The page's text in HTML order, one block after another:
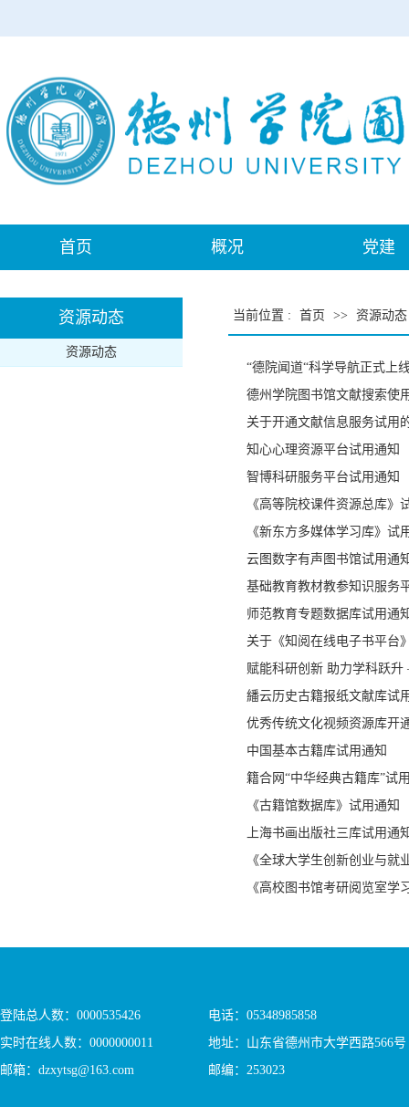
首页 概况 党建
资源动态
资源动态
当前位置 : 首页 >> 资源动态
“德院闻道“科学导航正式上
德州学院图书馆文献搜索使
关于开通文献信息服务试用
知心心理资源平台试用通知
智博科研服务平台试用通知
《高等院校课件资源总库》
《新东方多媒体学习库》试
云图数字有声图书馆试用通
基础教育教材教参知识服务
师范教育专题数据库试用通
关于《知阅在线电子书平台
赋能科研创新 助力学科跃
繙云历史古籍报纸文献库试
优秀传统文化视频资源库开
中国基本古籍库试用通知
籍合网“中华经典古籍库”试
《古籍馆数据库》试用通知
上海书画出版社三库试用通
《全球大学生创新创业与
《高校图书馆考研阅览室学
登陆总人数： 0000535426
实时在线人数： 0000000011
邮箱：dzxytsg@163.com
电话：05348985858
地址：山东省德州市大学西路566号
邮编：253023